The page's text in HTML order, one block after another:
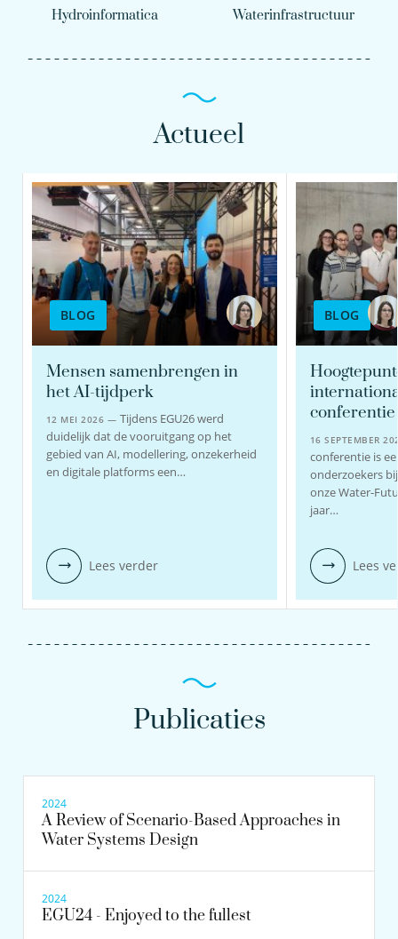
Hydroinformatica Waterinfrastructuur
Actueel
BLOG
Mensen samenbrengen in
het AI-tijdperk
12 MEI 2026 — Tijdens EGU26 werd
duidelijk dat de vooruitgang op het
gebied van AI, modellering, onzekerheid
en digitale platforms een…
Lees verder
BLOG
conferentie
16 SEPTEMBER
conferentie is
onderzoekers
onze Water-
jaar…
Lees
Publicaties
2024
A Review of Scenario-Based Approaches in
Water Systems Design
2024
EGU24 - Enjoyed to the fullest